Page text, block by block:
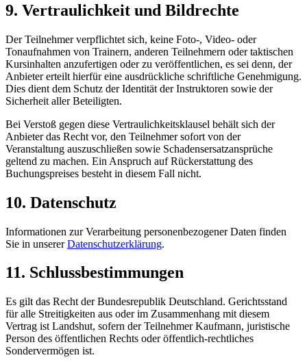
9. Vertraulichkeit und Bildrechte
Der Teilnehmer verpflichtet sich, keine Foto-, Video- oder
Tonaufnahmen von Trainern, anderen Teilnehmern oder taktischen
Kursinhalten anzufertigen oder zu veröffentlichen, es sei denn, der
Anbieter erteilt hierfür eine ausdrückliche schriftliche Genehmigung.
Dies dient dem Schutz der Identität der Instruktoren sowie der
Sicherheit aller Beteiligten.
Bei Verstoß gegen diese Vertraulichkeitsklausel behält sich der
Anbieter das Recht vor, den Teilnehmer sofort von der
Veranstaltung auszuschließen sowie Schadensersatzansprüche
geltend zu machen. Ein Anspruch auf Rückerstattung des
Buchungspreises besteht in diesem Fall nicht.
10. Datenschutz
Informationen zur Verarbeitung personenbezogener Daten finden
Sie in unserer Datenschutzerklärung.
11. Schlussbestimmungen
Es gilt das Recht der Bundesrepublik Deutschland. Gerichtsstand
für alle Streitigkeiten aus oder im Zusammenhang mit diesem
Vertrag ist Landshut, sofern der Teilnehmer Kaufmann, juristische
Person des öffentlichen Rechts oder öffentlich-rechtliches
Sondervermögen ist.